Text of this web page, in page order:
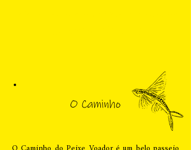
O Caminho